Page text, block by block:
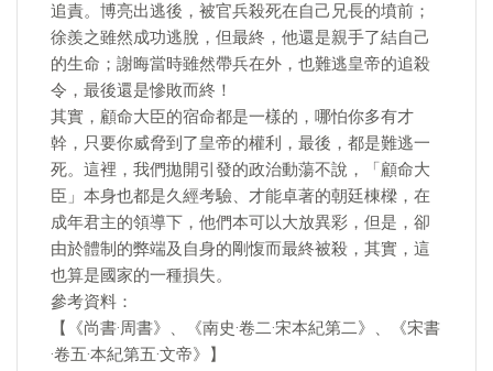
追責。博亮出逃後，被官兵殺死在自己兄長的墳前；
徐羨之雖然成功逃脫，但最終，他還是親手了結自己
的生命；謝晦當時雖然帶兵在外，也難逃皇帝的追殺
令，最後還是慘敗而終！
其實，顧命大臣的宿命都是一樣的，哪怕你多有才
幹，只要你威脅到了皇帝的權利，最後，都是難逃一
死。這裡，我們拋開引發的政治動蕩不說，「顧命大
臣」本身也都是久經考驗、才能卓著的朝廷棟樑，在
成年君主的領導下，他們本可以大放異彩，但是，卻
由於體制的弊端及自身的剛愎而最終被殺，其實，這
也算是國家的一種損失。
參考資料：
【《尚書·周書》、《南史·卷二·宋本紀第二》、《宋書
·卷五·本紀第五·文帝》】